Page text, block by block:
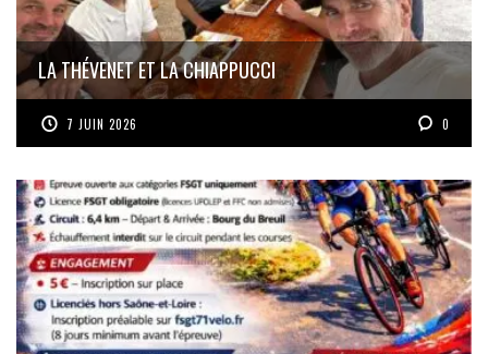
LA THÉVENET ET LA CHIAPPUCCI
7 JUIN 2026 0